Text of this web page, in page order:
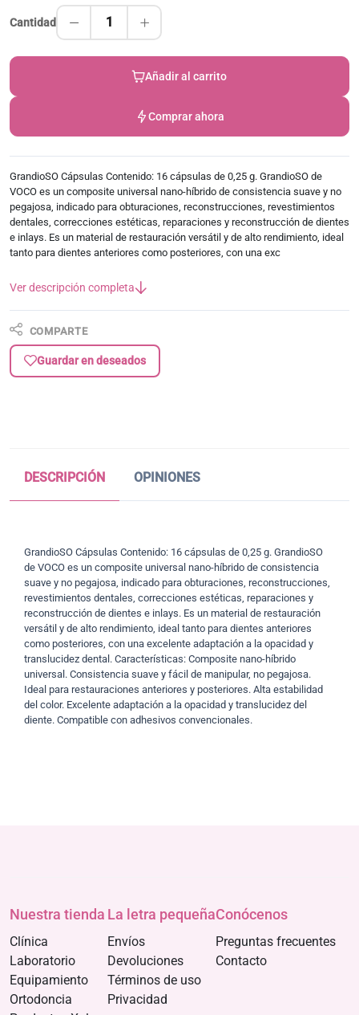
Cantidad 1
Añadir al carrito
Comprar ahora
GrandioSO Cápsulas Contenido: 16 cápsulas de 0,25 g. GrandioSO de
VOCO es un composite universal nano-híbrido de consistencia suave y no
pegajosa, indicado para obturaciones, reconstrucciones, revestimientos
dentales, correcciones estéticas, reparaciones y reconstrucción de dientes
e inlays. Es un material de restauración versátil y de alto rendimiento, ideal
tanto para dientes anteriores como posteriores, con una exc
Ver descripción completa
COMPARTE
Guardar en deseados
DESCRIPCIÓN OPINIONES
GrandioSO Cápsulas Contenido: 16 cápsulas de 0,25 g. GrandioSO
de VOCO es un composite universal nano-híbrido de consistencia
suave y no pegajosa, indicado para obturaciones, reconstrucciones,
revestimientos dentales, correcciones estéticas, reparaciones y
reconstrucción de dientes e inlays. Es un material de restauración
versátil y de alto rendimiento, ideal tanto para dientes anteriores
como posteriores, con una excelente adaptación a la opacidad y
translucidez dental. Características: Composite nano-híbrido
universal. Consistencia suave y fácil de manipular, no pegajosa.
Ideal para restauraciones anteriores y posteriores. Alta estabilidad
del color. Excelente adaptación a la opacidad y translucidez del
diente. Compatible con adhesivos convencionales.
Nuestra tienda
Clínica
Laboratorio
Equipamiento
Ortodoncia
La letra pequeña
Envíos
Devoluciones
Términos de uso
Privacidad
Conócenos
Preguntas frecuentes
Contacto